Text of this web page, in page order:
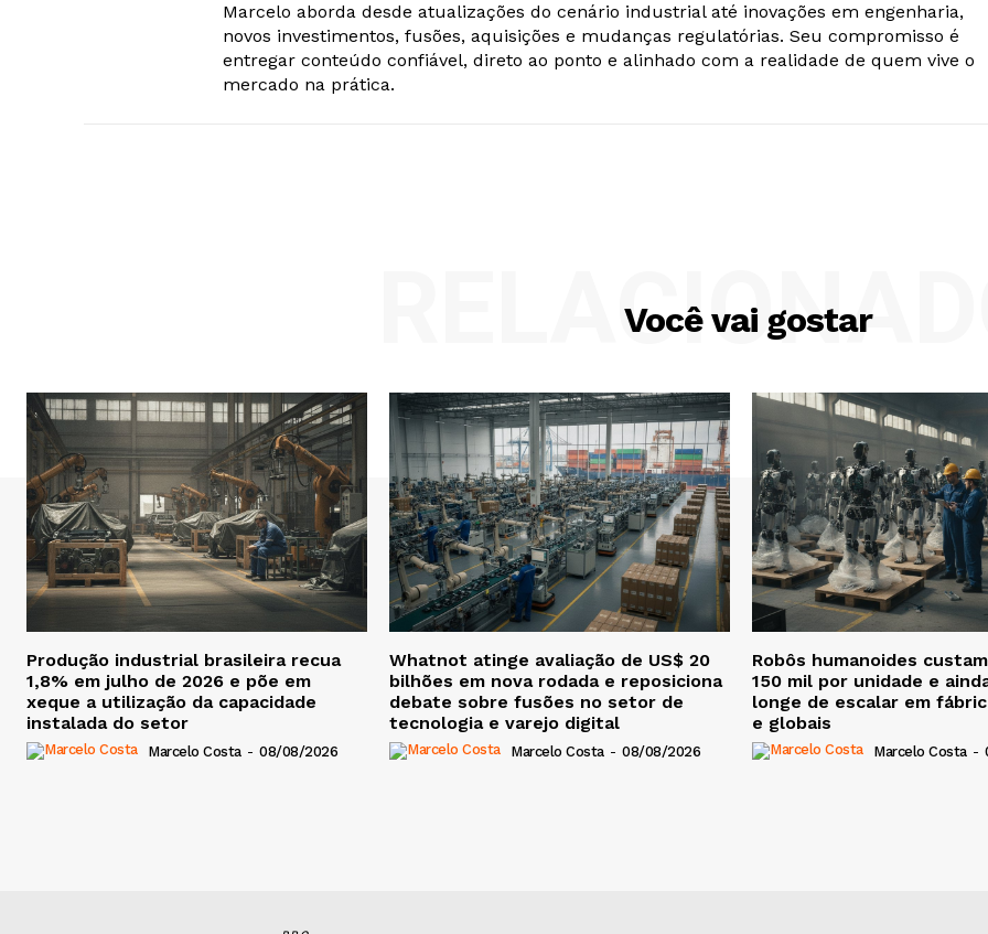
Marcelo aborda desde atualizações do cenário industrial até inovações em engenharia,
novos investimentos, fusões, aquisições e mudanças regulatórias. Seu compromisso é
entregar conteúdo confiável, direto ao ponto e alinhado com a realidade de quem vive o
mercado na prática.
Você vai gostar
Produção industrial brasileira recua
1,8% em julho de 2026 e põe em
xeque a utilização da capacidade
instalada do setor
Marcelo Costa - 08/08/2026
Whatnot atinge avaliação de US$ 20
bilhões em nova rodada e reposiciona
debate sobre fusões no setor de
tecnologia e varejo digital
Marcelo Costa - 08/08/2026
Robôs humanoides
150 mil por unidade e
longe de escalar em
e globais
Marcelo Costa -